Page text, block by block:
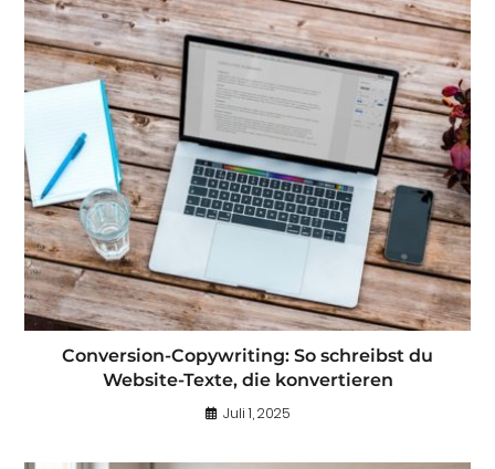
Conversion-Copywriting: So schreibst du
Website-Texte, die konvertieren
Juli 1, 2025